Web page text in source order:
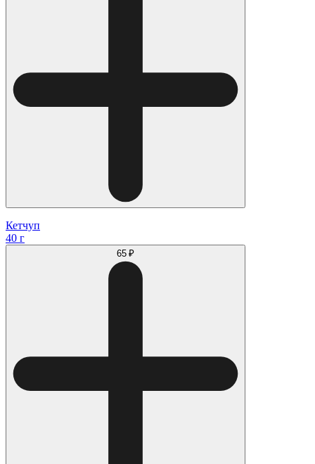
Кетчуп
40 г
65 ₽